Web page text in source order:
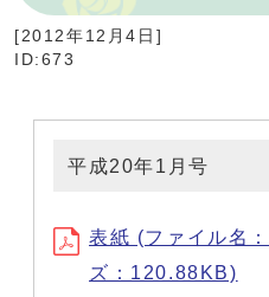
[2012年12月4日 ]
ID:673
平成20年1月号
表紙 (ファイル名
ズ：120.88KB)